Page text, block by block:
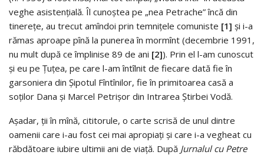
veghe asistențială. Îl cunoștea pe „nea Petrache” încă din
tinerețe, au trecut amîndoi prin temnițele comuniste [1] și i-a
rămas aproape pînă la punerea în mormînt (decembrie 1991,
nu mult după ce împlinise 89 de ani [2]). Prin el l-am cunoscut
și eu pe Țuțea, pe care l-am întîlnit de fiecare dată fie în
garsoniera din Șipotul Fîntînilor, fie în primitoarea casă a
soților Dana și Marcel Petrișor din Intrarea Știrbei Vodă.
Așadar, ții în mînă, cititorule, o carte scrisă de unul dintre
oamenii care i-au fost cei mai apropiați și care i-a vegheat cu
răbdătoare iubire ultimii ani de viață. După Jurnalul cu Petre